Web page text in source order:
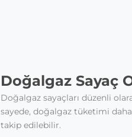
Doğalgaz Sayaç
Doğalgaz sayaçları düzenli
sayede, doğalgaz tüketimi
takip edilebilir.